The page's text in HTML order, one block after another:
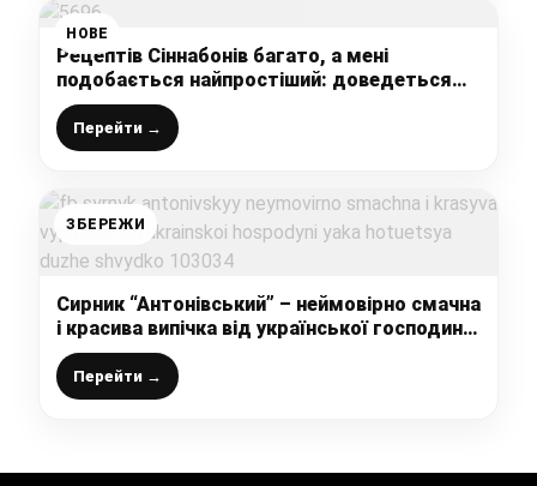
НОВЕ
Рецептів Сіннабонів багато, а мені
подобається найпростіший: доведеться
тільки почекати підйому тіста, а далі все
швидко і просто
Перейти →
ЗБЕРЕЖИ
Сирник “Антонівський” – неймовірно смачна
і красива випічка від української господині,
яка готується дуже швидко
Перейти →